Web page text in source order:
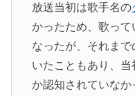
放送当初は歌手名の
かったため、歌っ
なったが、それま
いたこともあり、
か認知されていな